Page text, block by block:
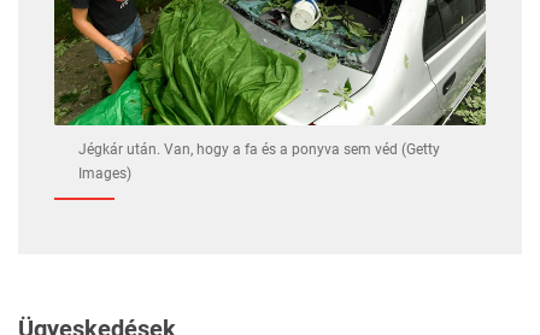
Jégkár után. Van, hogy a fa és a ponyva sem véd (Getty
Images)
Ügyeskedések